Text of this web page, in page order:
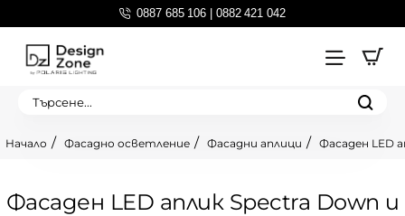
0887 685 106 | 0882 421 042
Търсене...
Фасаден LED аплик Spectra Down и
Фасадно осветление Фасадни аплици Фасаден LED